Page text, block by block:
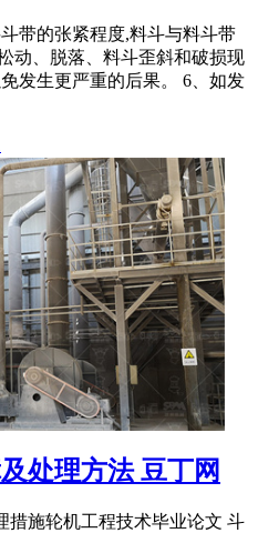
带的张紧程度,料斗与料斗带
动、脱落、料斗歪斜和破损现
发生更严重的后果。 6、如发
处理方法 豆丁网
措施轮机工程技术毕业论文 斗